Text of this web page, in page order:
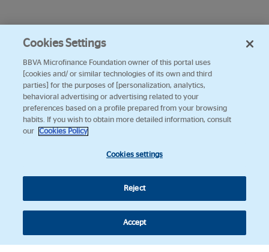
Cookies Settings
BBVA Microfinance Foundation owner of this portal uses
[cookies and/ or similar technologies of its own and third
parties] for the purposes of [personalization, analytics,
behavioral advertising or advertising related to your
preferences based on a profile prepared from your browsing
habits. If you wish to obtain more detailed information, consult
our
Cookies Policy
Cookies settings
Reject
Accept